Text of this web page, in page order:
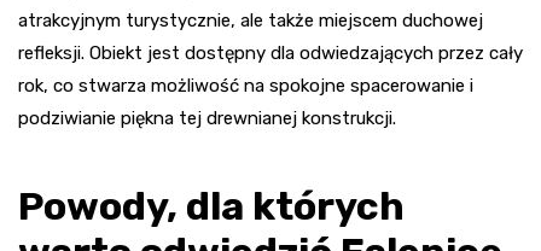
atrakcyjnym turystycznie, ale także miejscem duchowej
refleksji. Obiekt jest dostępny dla odwiedzających przez cały
rok, co stwarza możliwość na spokojne spacerowanie i
podziwianie piękna tej drewnianej konstrukcji.
Powody, dla których